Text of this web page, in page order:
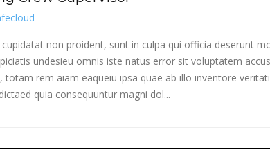
non proident, sunt in culpa qui officia deserunt
undesieu omnis iste natus error sit voluptatem
totam rem aiam eaqueiu ipsa quae ab illo inventore
quia consequuntur magni dol...